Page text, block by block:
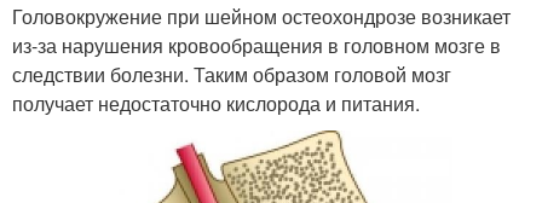
Головокружение при шейном остеохондрозе возникает
из-за нарушения кровообращения в головном мозге в
следствии болезни. Таким образом головой мозг
получает недостаточно кислорода и питания.